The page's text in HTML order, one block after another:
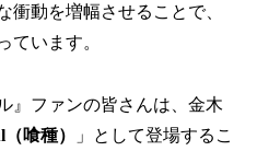
衝動を増幅させることで、
ています。
』ファンの皆さんは、金木
喰種）
」として登場するこ